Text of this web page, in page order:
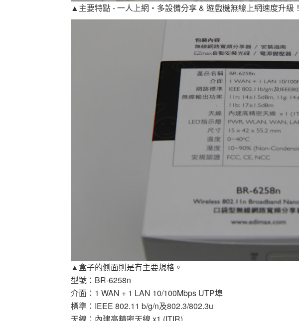
▲主要特點 - 一人上網‧多設備分享 & 遊戲機無線上網速度升級！
▲盒子的側面則是有主要規格。
型號：BR-6258n
介面：1 WAN + 1 LAN 10/100Mbps UTP埠
標準：IEEE 802.11 b/g/n及802.3/802.3u